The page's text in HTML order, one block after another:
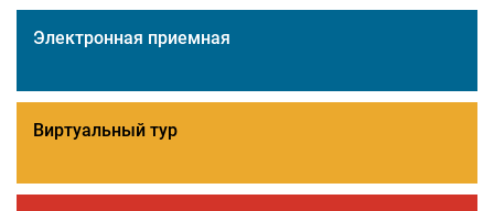
Электронная приемная
Виртуальный тур